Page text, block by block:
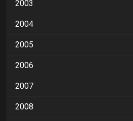
2003
2004
2005
2006
2007
2008